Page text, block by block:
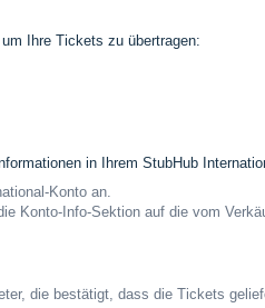
Ihre Tickets zu übertragen:
in Ihrem StubHub
Konto an.
Konto-Info-Sektion auf die vom
die bestätigt, dass die Tickets